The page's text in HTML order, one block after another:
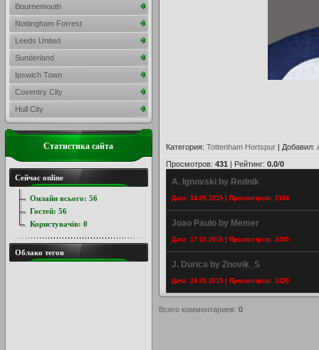
Категория: Tottenham Hortspur | Добавил:
Просмотров: 431 | Рейтинг: 0.0/0
A. Ignovski by Rednik
Дата: 14.05.2015 | Просмотров: 2184
Joao Paulo by Memer
Дата: 17.02.2016 | Просмотров: 2495
J. Durica by Znovik_S
Дата: 24.05.2015 | Просмотров: 2420
Всего комментариев: 0
Bournemouth
Nottingham Forrest
Leeds United
Sunderland
Ipswich Town
Coventry City
Hull City
Статистика сайта
Сейчас online
Онлайн всього: 56
Гостей: 56
Користувачів: 0
Облако тегов